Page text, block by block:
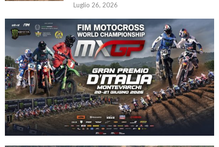
Luglio 26, 2026